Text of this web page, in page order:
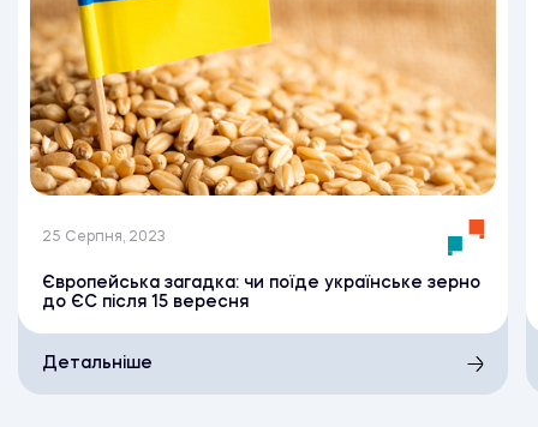
25 Серпня, 2023
Європейська загадка: чи поїде українське зерно
до ЄС після 15 вересня
Детальніше